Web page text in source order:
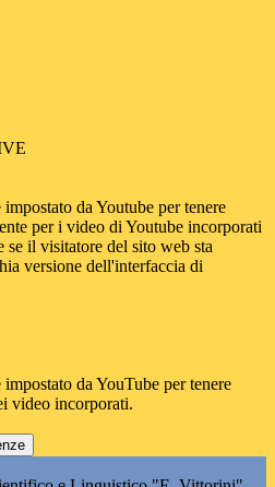
da Youtube per tenere
per i video di Youtube incorporati
se il visitatore del sito web sta
versione dell'interfaccia di
da YouTube per tenere
video incorporati.